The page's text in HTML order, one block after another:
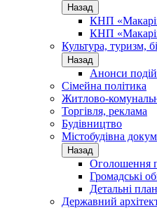
Назад
КНП
КНП
Культура, туризм,
Назад
Анонси подій
Сімейна політика
Житлово-
Торгівля, реклама
Будівництво
Містобудівна
Назад
Оголошення
Громадські
Детальні
Державний